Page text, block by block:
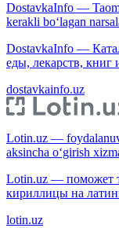
DostavkaInfo —
kerakli bo‘lagan
DostavkaInfo —
еды, лекарств, книг
dostavkainfo.uz
Lotin.uz —
aksincha o‘girish
Lotin.uz — поможет
кириллицы на
lotin.uz